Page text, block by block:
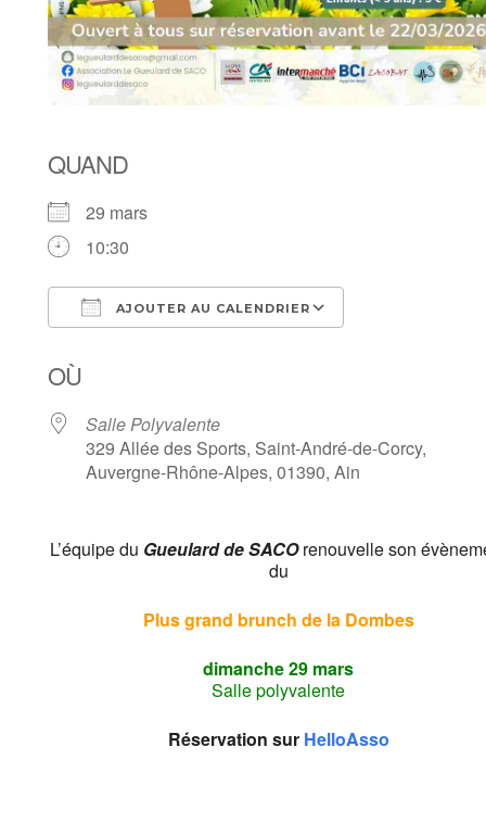
QUAND
29 mars
10:30
AJOUTER AU CALENDRIER
OÙ
Salle Polyvalente
329 Allée des Sports, Saint-André-de-Corcy,
Auvergne-Rhône-Alpes, 01390, Ain
L’équipe du Gueulard de SACOrenouvelle son
du
Plus grand brunch de la Dombes
dimanche 29 mars
Salle polyvalente
Réservation sur HelloAsso